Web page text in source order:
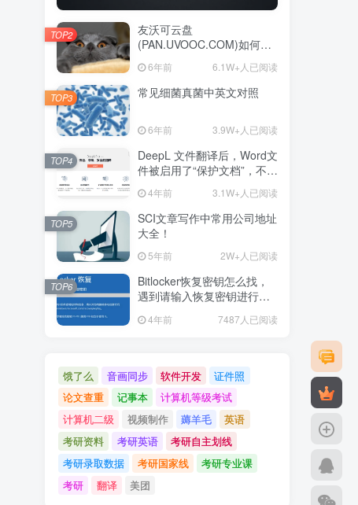
友沃可云盘
(PAN.UVOOC.COM)如何使
用及更新日志
6年前 6.1W+人已阅读
TOP2
常见细菌真菌中英文对照
6年前 3.9W+人已阅读
TOP3
DeepL 文件翻译后，Word文
件被启用了“保护文档”，不可
编辑解决办法
4年前 3.1W+人已阅读
TOP4
SCI文章写作中常用公司地址
大全！
5年前 2W+人已阅读
TOP5
Bitlocker恢复密钥怎么找，
遇到请输入恢复密钥进行恢
4年前 7487人已阅读
TOP6
饿了么 音画同步 软件开发
证件照
论文查重
记事本
计算机等级考试
计算机二级
视频制作 薅羊毛
英语
考研资料
考研英语
考研自主划线
考研录取数据
考研国家线
考研专业课
考研
翻译 美团